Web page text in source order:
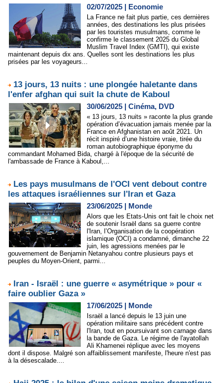
02/07/2025 | Economie
La France ne fait plus partie, ces dernières
années, des destinations les plus prisées
par les touristes musulmans, comme le
confirme le classement 2025 du Global
Muslim Travel Index (GMTI), qui existe
maintenant depuis dix ans. Quelles sont les destinations les plus
prisées par les voyageurs...
13 jours, 13 nuits : une plongée haletante dans
l'enfer afghan qui suit la chute de Kaboul
30/06/2025 | Cinéma, DVD
« 13 jours, 13 nuits » raconte la plus grande
opération d’évacuation jamais menée par la
France en Afghanistan en août 2021. Un
récit inspiré d’une histoire vraie, tirée du
roman autobiographique éponyme du
commandant Mohamed Bida, chargé à l'époque de la sécurité de
l'ambassade de France à Kaboul,...
Les pays musulmans de l'OCI vent debout contre
les attaques israéliennes sur l'Iran et Gaza
23/06/2025 | Monde
Alors que les Etats-Unis ont fait le choix net
de soutenir Israël dans sa guerre contre
l'Iran, l’Organisation de la coopération
islamique (OCI) a condamné, dimanche 22
juin, les agressions menées par le
gouvernement de Benjamin Netanyahou contre plusieurs pays et
peuples du Moyen-Orient, parmi...
Iran - Israël : une guerre « asymétrique » pour «
faire oublier Gaza »
17/06/2025 | Monde
Israël a lancé depuis le 13 juin une
opération militaire sans précédent contre
l'Iran, tout en poursuivant son carnage dans
la bande de Gaza. Le régime de l'ayatollah
Ali Khamenei réplique avec les moyens
dont il dispose. Malgré son affaiblissement manifeste, l'heure n'est pas
à la désescalade....